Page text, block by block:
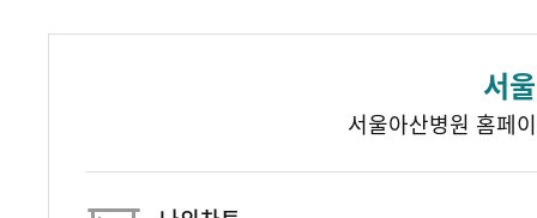
서
서울아산병원 홈페